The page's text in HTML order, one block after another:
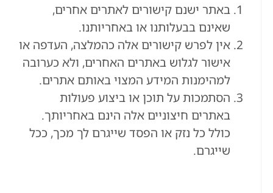
באתר ישנם קישורים לאתרים אחרים,
שאינם בבעלותנו או באחריותנו.
אין לפרש קישורים אלה כהמלצה, העדפה או
אישור לגלוש באתרים האחרים, ולא כערובה
למהימנות המידע המצוי באותם אתרים.
הסתמכות על תוכן או ביצוע פעולות
באתרים חיצוניים אלה הינם באחריותך.
כולל כל נזק או הפסד שייגרם לך מכך, ככל
שייגרם.